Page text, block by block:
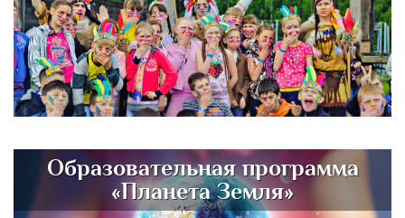
Образовательная программа
«Планета Земля»